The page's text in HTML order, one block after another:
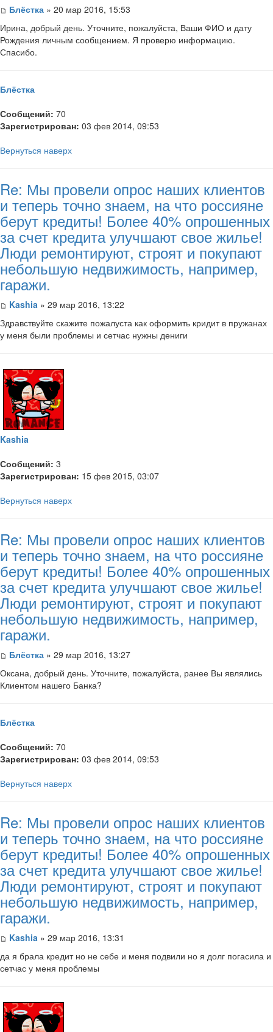
Блёстка » 20 мар 2016, 15:53
Ирина, добрый день. Уточните, пожалуйста, Ваши ФИО и дату
Рождения личным сообщением. Я проверю информацию.
Спасибо.
Блёстка
Сообщений: 70
Зарегистрирован: 03 фев 2014, 09:53
Вернуться наверх
Re: Мы провели опрос наших клиентов
и теперь точно знаем, на что россияне
берут кредиты! Более 40% опрошенных
за счет кредита улучшают свое жилье!
Люди ремонтируют, строят и покупают
небольшую недвижимость, например,
гаражи.
Kashia » 29 мар 2016, 13:22
Здравствуйте скажите пожалуста как оформить кридит в пружанах
у меня были проблемы и сетчас нужны дениги
Kashia
Сообщений: 3
Зарегистрирован: 15 фев 2015, 03:07
Вернуться наверх
Re: Мы провели опрос наших клиентов
и теперь точно знаем, на что россияне
берут кредиты! Более 40% опрошенных
за счет кредита улучшают свое жилье!
Люди ремонтируют, строят и покупают
небольшую недвижимость, например,
гаражи.
Блёстка » 29 мар 2016, 13:27
Оксана, добрый день. Уточните, пожалуйста, ранее Вы являлись
Клиентом нашего Банка?
Блёстка
Сообщений: 70
Зарегистрирован: 03 фев 2014, 09:53
Вернуться наверх
Re: Мы провели опрос наших клиентов
и теперь точно знаем, на что россияне
берут кредиты! Более 40% опрошенных
за счет кредита улучшают свое жилье!
Люди ремонтируют, строят и покупают
небольшую недвижимость, например,
гаражи.
Kashia » 29 мар 2016, 13:31
да я брала кредит но не себе и меня подвили но я долг погасила и
сетчас у меня проблемы